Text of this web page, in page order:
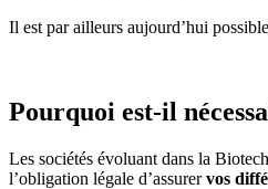
Il est par ailleurs aujourd’hui
Pourquoi est-il
Les sociétés évoluant dans la
l’obligation légale d’assurervos